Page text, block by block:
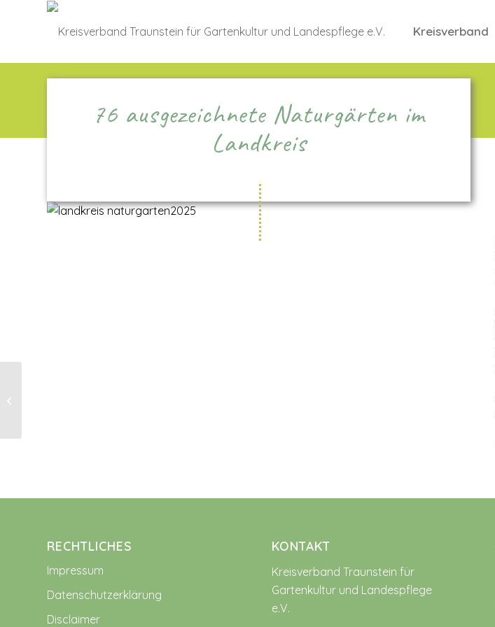
Kreisverband
76 ausgezeichnete Naturgärten im
Landkreis
RECHTLICHES
Impressum
Datenschutzerklärung
Disclaimer
KONTAKT
Kreisverband Traunstein für
Gartenkultur und Landespflege
e.V.